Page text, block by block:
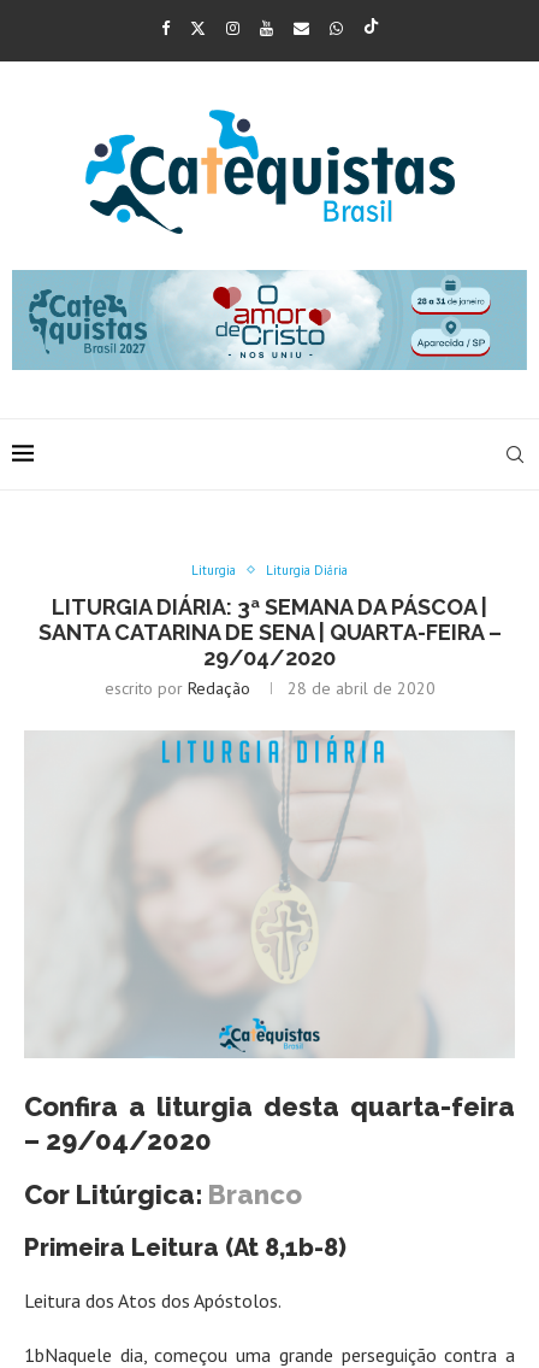
Liturgia Liturgia Diária
LITURGIA DIÁRIA: 3ª SEMANA DA PÁSCOA |
SANTA CATARINA DE SENA | QUARTA-FEIRA –
29/04/2020
escrito por Redação 28 de abril de 2020
Confira a liturgia desta quarta-feira
– 29/04/2020
Cor Litúrgica: Branco
Primeira Leitura (At 8,1b-8)
Leitura dos Atos dos Apóstolos.
1bNaquele dia, começou uma grande perseguição contra a